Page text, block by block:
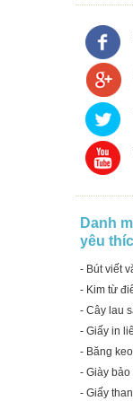
Danh
yêu
- Bút viết
- Kim từ
- Cây lau
- Giấy in
- Băng
- Giày bảo
- Giấy than